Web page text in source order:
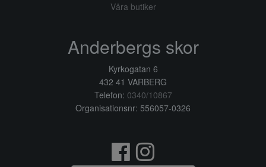
Våra butiker
Anderbergs skor
Kyrkogatan 6
432 41 VARBERG
Telefon: 0340/10867
Organisationsnr: 556057-0326